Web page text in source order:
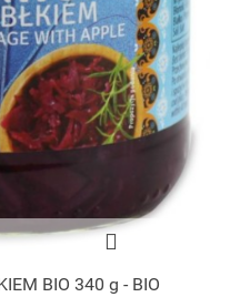
BIO 340 g - BIO